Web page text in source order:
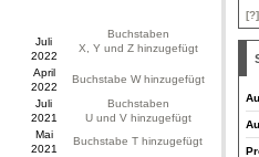
Juli
2022
Buchstaben
X, Y und Z hinzugefügt
April
2022
Buchstabe W hinzugefügt
Juli
2021
Buchstaben
U und V hinzugefügt
Mai
2021
Buchstabe T hinzugefügt